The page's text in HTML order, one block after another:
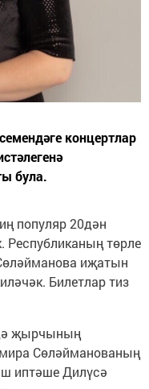
концертлар
була.
популяр 20дән
төрле
иҗатын
Билетлар тиз
җырчының
Сөләйманованың
иптәше Дилүсә